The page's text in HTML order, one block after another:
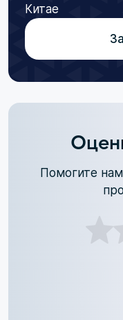
Китае
Помогите